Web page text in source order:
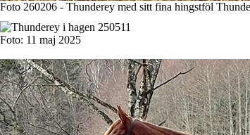
Foto 260206 - Thunderey med sitt fina hingstföl
Foto: 11 maj 2025